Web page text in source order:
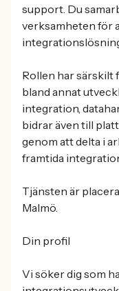
support. Du
verksamheten för
Rollen har särskilt
bland annat
integration,
bidrar även till
genom att delta i
framtida
Tjänsten är
Malmö.
Din profil
Vi söker dig som